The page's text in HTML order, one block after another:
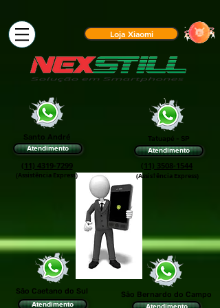
Loja Xiaomi
Santo André
Atendimento
(11) 4319-7299
(Assistência Express)
Tatuapé - SP
Atendimento
(11) 3508-1544
(Assis†ência Express)
São Bernardo do Campo
Atendimento
São Caetano do Sul
Atendimento